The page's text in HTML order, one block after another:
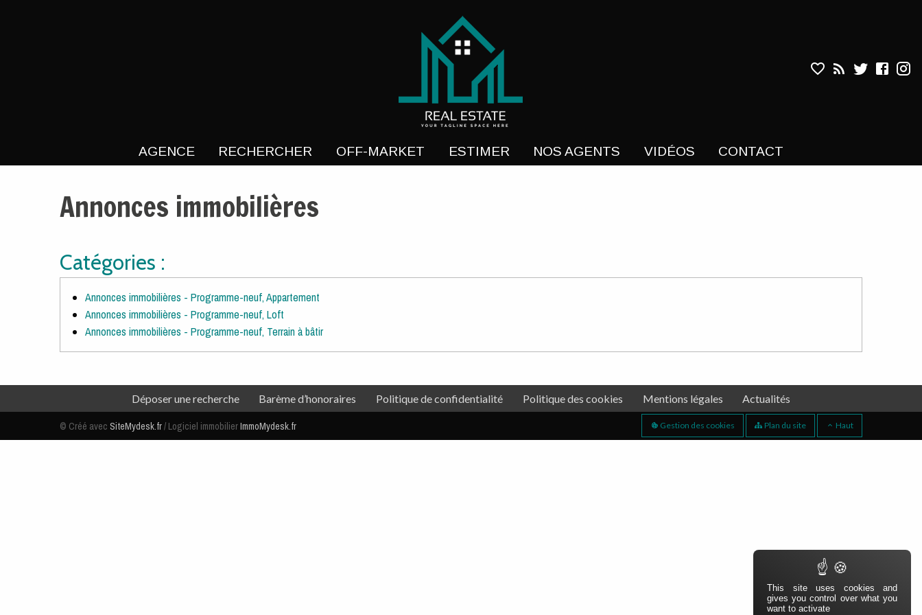
Annonces immobilières - Programme-neuf
Navigation principale
AGENCE RECHERCHER OFF-MARKET ESTIMER NOS AGENTS VIDÉOS CONTACT
Annonces immobilières
Catégories :
Annonces immobilières - Programme-neuf, Appartement
Annonces immobilières - Programme-neuf, Loft
Annonces immobilières - Programme-neuf, Terrain à bâtir
Navigation secondaire
Déposer une recherche Barème d’honoraires Politique de confidentialité Politique des cookies Mentions légales
Actualités
© Créé avec SiteMydesk.fr/ Logiciel immobilierImmoMydesk.fr Gestion des cookies Plan du site Haut
This site uses cookies and
gives you control over what you
want to activate